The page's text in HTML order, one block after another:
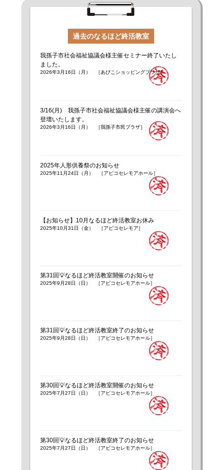
過去のなるほど終活教室
我孫子市社会福祉協議会様主催セミナー終了いたし
ました。
2026年3月16日（月） ［あびこショッピングプラザ］
3/16(月) 我孫子市社会福祉協議会様主催の講演会へ
登壇いたします。
2026年3月16日（月） ［我孫子市民プラザ］
2025年人形供養祭のお知らせ
2025年11月24日（月） ［アビコセレモアホール］
【お知らせ】10月なるほど終活教室お休み
2025年10月31日（金） ［アビコセレモア］
第31回💡なるほど終活教室開催のお知らせ
2025年9月28日（日） ［アビコセレモアホール］
第31回💡なるほど終活教室終了のお知らせ
2025年9月28日（日） ［アビコセレモアホール］
第30回💡なるほど終活教室開催のお知らせ
2025年7月27日（日） ［アビコセレモアホール］
第30回💡なるほど終活教室終了のお知らせ
2025年7月27日（日） ［アビコセレモアホール］